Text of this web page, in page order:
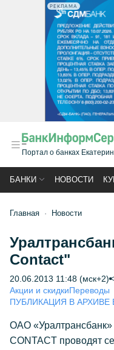
РЕКЛАМА
Портал о банках
БАНКИ НОВОСТИ
Главная Новости
Contact"
20.06.2013 11:48 (мск+2)
Акции и скидкиПереводы
ПУБЛИКАЦИЯ В АРХИВЕ
ОАО
CONTACT проводят